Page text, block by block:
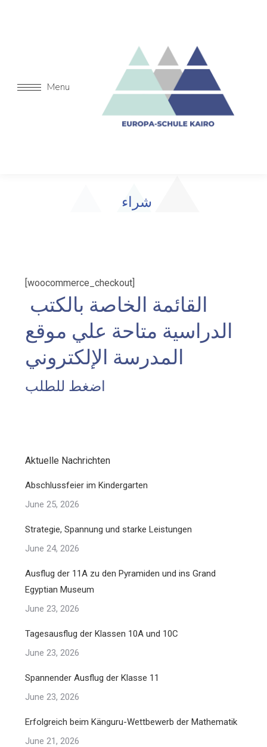
Menu
شراء
[woocommerce_checkout]
الدراسية متاحة علي موقع
المدرسة الإلكتروني
اضغط للطلب
Aktuelle Nachrichten
Abschlussfeier im Kindergarten
June 25, 2026
Strategie, Spannung und starke Leistungen
June 24, 2026
Ausflug der 11A zu den Pyramiden und ins Grand
Egyptian Museum
June 23, 2026
Tagesausflug der Klassen 10A und 10C
June 23, 2026
Spannender Ausflug der Klasse 11
June 23, 2026
Erfolgreich beim Känguru-Wettbewerb der Mathematik
June 21, 2026